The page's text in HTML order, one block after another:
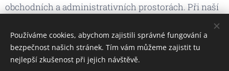
obchodních a administrativních prostorách. Při naší
Používáme cookies, abychom zajistili správné fungování a
bezpečnost našich stránek. Tím vám můžeme zajistit tu
nejlepší zkušenost při jejich návštěvě.